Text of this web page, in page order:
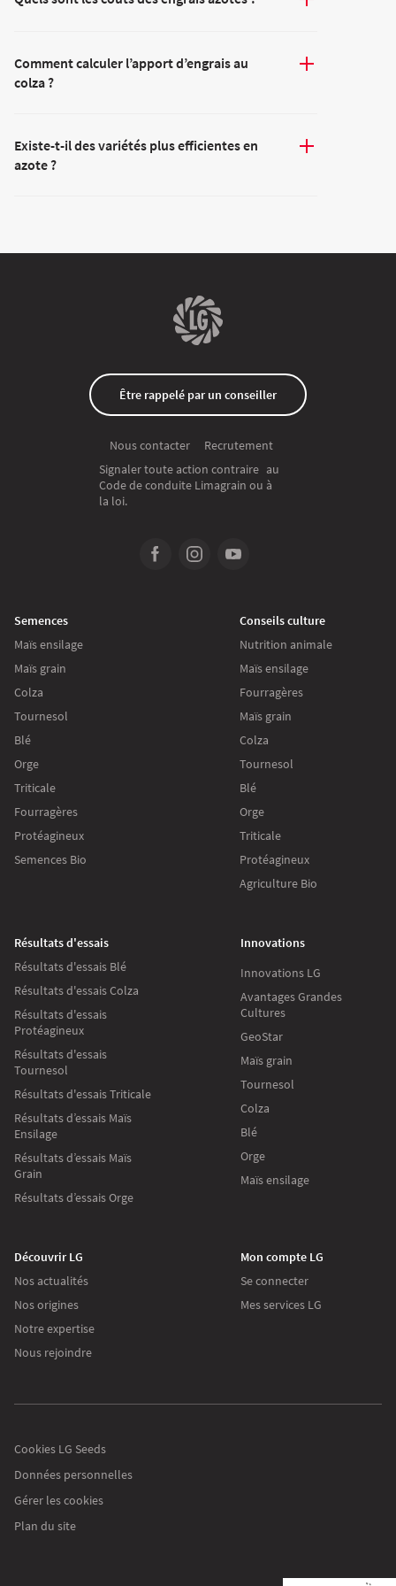
Comment calculer l’apport d’engrais au
colza ?
Existe-t-il des variétés plus efficientes en
azote ?
Être rappelé par un conseiller
Nous contacter
Recrutement
Signaler toute action contraire au
Code de conduite Limagrain ou à
la loi.
Semences
Maïs ensilage
Maïs grain
Colza
Tournesol
Blé
Orge
Triticale
Fourragères
Protéagineux
Semences Bio
Conseils culture
Nutrition animale
Maïs ensilage
Fourragères
Maïs grain
Colza
Tournesol
Blé
Orge
Triticale
Protéagineux
Agriculture Bio
Résultats d'essais
Résultats d'essais Blé
Résultats d'essais Colza
Résultats d'essais
Protéagineux
Résultats d'essais
Tournesol
Résultats d'essais Triticale
Résultats d’essais Maïs
Ensilage
Résultats d’essais Maïs
Grain
Résultats d’essais Orge
Innovations
Innovations LG
Avantages Grandes
Cultures
GeoStar
Maïs grain
Tournesol
Colza
Blé
Orge
Maïs ensilage
Découvrir LG
Nos actualités
Nos origines
Notre expertise
Nous rejoindre
Mon compte LG
Se connecter
Mes services LG
Cookies LG Seeds
Données personnelles
Gérer les cookies
Plan du site
vous faites de notre site. Ces informations nous aident à vous proposer
modifier vos préférences par la suite, cliquez sur le lien 'Préférences de
situé dans le pied de page.
la politique de confidentialité